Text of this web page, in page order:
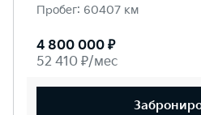
Пробег: 60407 км
4 800 000 ₽
52 410 ₽/мес